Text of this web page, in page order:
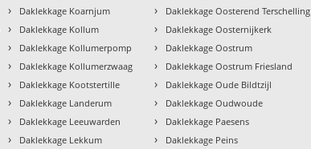
› Daklekkage Koarnjum
› Daklekkage Kollum
› Daklekkage Kollumerpomp
› Daklekkage Kollumerzwaag
› Daklekkage Kootstertille
› Daklekkage Landerum
› Daklekkage Leeuwarden
› Daklekkage Lekkum
› Daklekkage Oosterend Terschelling
› Daklekkage Oosternijkerk
› Daklekkage Oostrum
› Daklekkage Oostrum Friesland
› Daklekkage Oude Bildtzijl
› Daklekkage Oudwoude
› Daklekkage Paesens
› Daklekkage Peins